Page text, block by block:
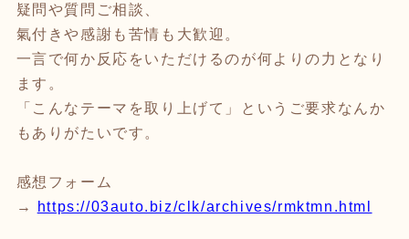
疑問や質問ご相談、
氣付きや感謝も苦情も大歓迎。
一言で何か反応をいただけるのが何よりの力となり
ます。
「こんなテーマを取り上げて」というご要求なんか
もありがたいです。
感想フォーム
→
https://03auto.biz/clk/archives/rmktmn.html